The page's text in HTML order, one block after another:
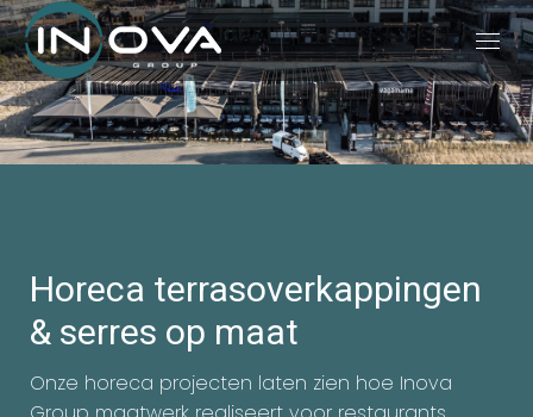
Horeca terrasoverkappingen
& serres op maat
Onze horeca projecten laten zien hoe Inova